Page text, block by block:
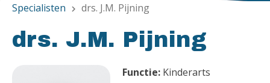
Specialisten chevron_right drs. J.M. Pijning
drs. J.M. Pijning
Functie: Kinderarts